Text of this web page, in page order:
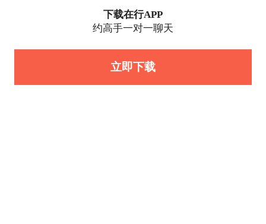
下载在行APP
约高手一对一聊天
立即下载